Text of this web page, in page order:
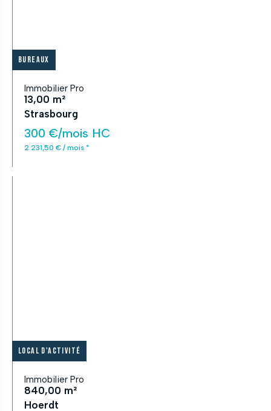
Bureaux
Immobilier Pro
13,00 m²
Strasbourg
300 €/mois HC
2 231,50 € / mois *
Local d'activité
Immobilier Pro
840,00 m²
Hoerdt